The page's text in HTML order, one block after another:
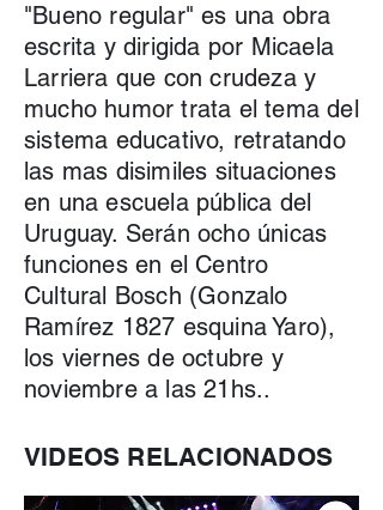
"Bueno regular" es una obra
escrita y dirigida por Micaela
Larriera que con crudeza y
mucho humor trata el tema del
sistema educativo, retratando
las mas disimiles situaciones
en una escuela pública del
Uruguay. Serán ocho únicas
funciones en el Centro
Cultural Bosch (Gonzalo
Ramírez 1827 esquina Yaro),
los viernes de octubre y
noviembre a las 21hs..
VIDEOS RELACIONADOS